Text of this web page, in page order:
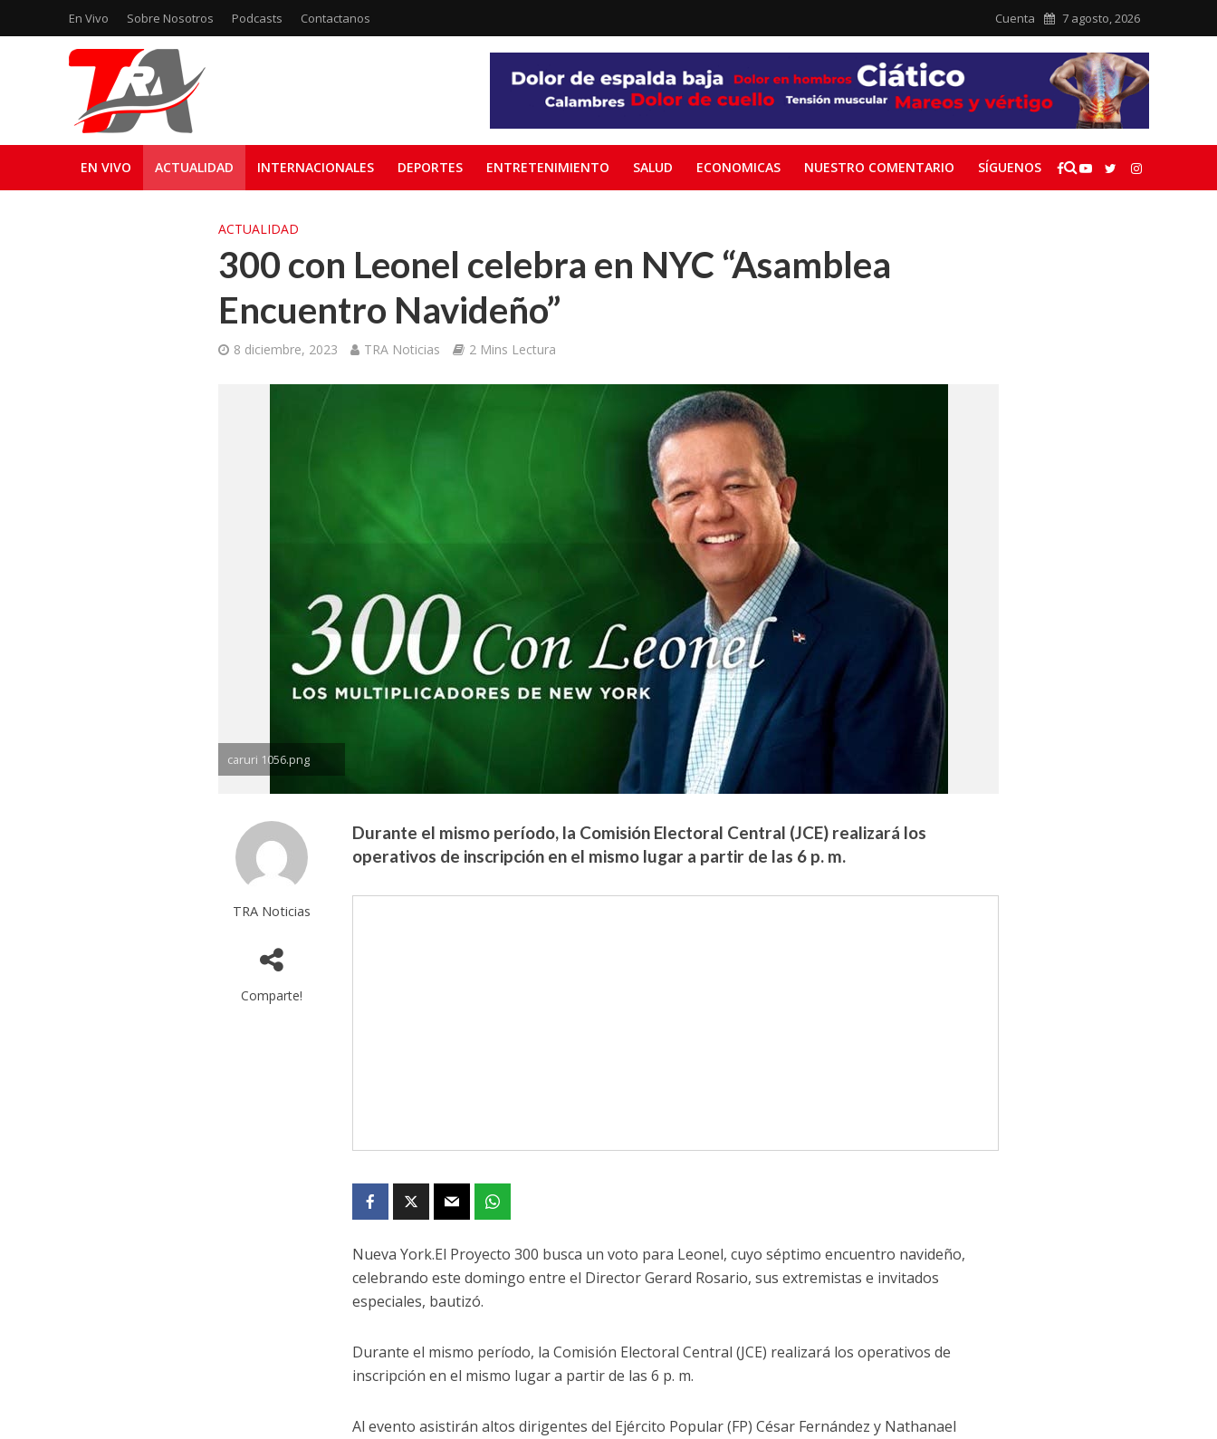
En Vivo Sobre Nosotros Podcasts Contactanos Cuenta 7 agosto, 2026
EN VIVO ACTUALIDAD INTERNACIONALES DEPORTES ENTRETENIMIENTO SALUD ECONOMICAS NUESTRO COMENTARIO SÍGUENOS
ACTUALIDAD
300 con Leonel celebra en NYC “Asamblea
Encuentro Navideño”
8 diciembre, 2023 TRA Noticias 2 Mins Lectura
caruri 1056.png
TRA Noticias
Comparte!
Durante el mismo período, la Comisión Electoral Central (JCE) realizará los
operativos de inscripción en el mismo lugar a partir de las 6 p. m.
Nueva York.El Proyecto 300 busca un voto para Leonel, cuyo séptimo encuentro navideño,
celebrando este domingo entre el Director Gerard Rosario, sus extremistas e invitados
especiales, bautizó.
Durante el mismo período, la Comisión Electoral Central (JCE) realizará los operativos de
inscripción en el mismo lugar a partir de las 6 p. m.
Al evento asistirán altos dirigentes del Ejército Popular (FP) César Fernández y Nathanael